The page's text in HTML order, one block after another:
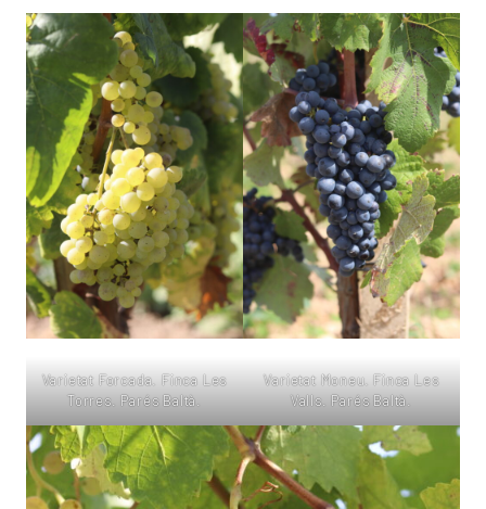
Varietat Forcada. Finca Les
Torres. Parés Baltà.
Varietat Moneu. Finca Les
Valls. Parés Baltà.